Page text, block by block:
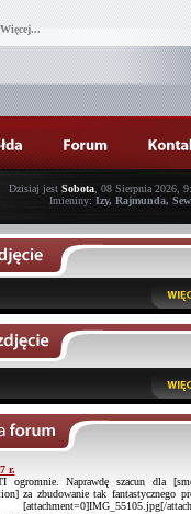
Więcej...
Dzisiaj jest Sobota, 08 Sierpnia 2026,
Imieniny: Izy, Rajmunda,
r.
ogromnie. Naprawdę szacun dla
za zbudowanie tak fantastycznego